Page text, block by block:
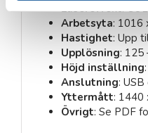
Lasereffekt:
Arbetsyta: 1016
Hastighet: Upp
Upplösning: 125
Höjd inställning
Anslutning:
Yttermått: 1440
Övrigt: Se PDF